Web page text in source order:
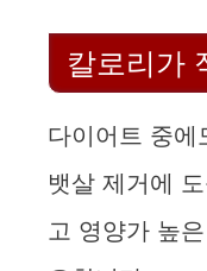
칼로리가
다이어트 중에
뱃살 제거에
고 영양가 높